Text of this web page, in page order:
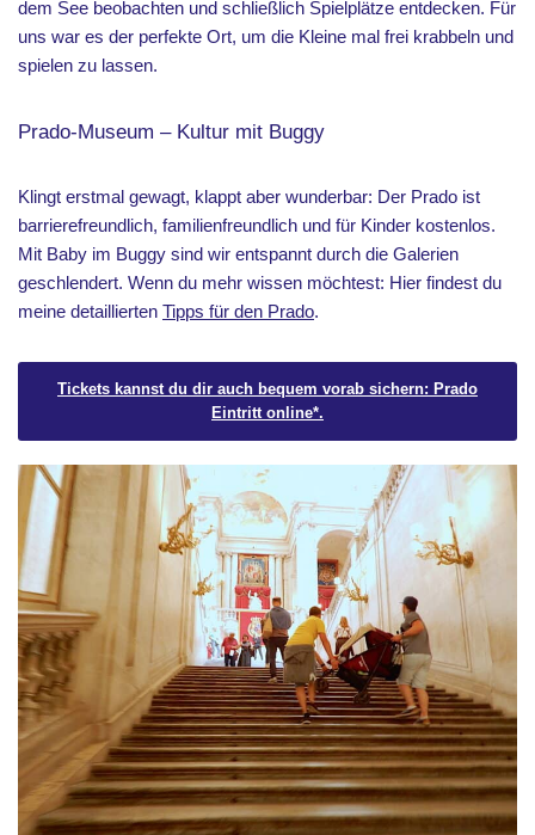
dem See beobachten und schließlich Spielplätze entdecken. Für
uns war es der perfekte Ort, um die Kleine mal frei krabbeln und
spielen zu lassen.
Prado-Museum – Kultur mit Buggy
Klingt erstmal gewagt, klappt aber wunderbar: Der Prado ist
barrierefreundlich, familienfreundlich und für Kinder kostenlos.
Mit Baby im Buggy sind wir entspannt durch die Galerien
geschlendert. Wenn du mehr wissen möchtest: Hier findest du
meine detaillierten Tipps für den Prado.
Tickets kannst du dir auch bequem vorab sichern: Prado
Eintritt online*.